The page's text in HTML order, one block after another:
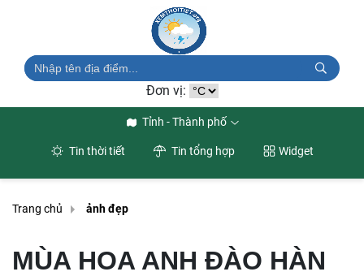
Đơn vị:
Tỉnh - Thành phố
Tin thời tiết Tin tổng hợp Widget
Trang chủ ảnh đẹp
MÙA HOA ANH ĐÀO HÀN